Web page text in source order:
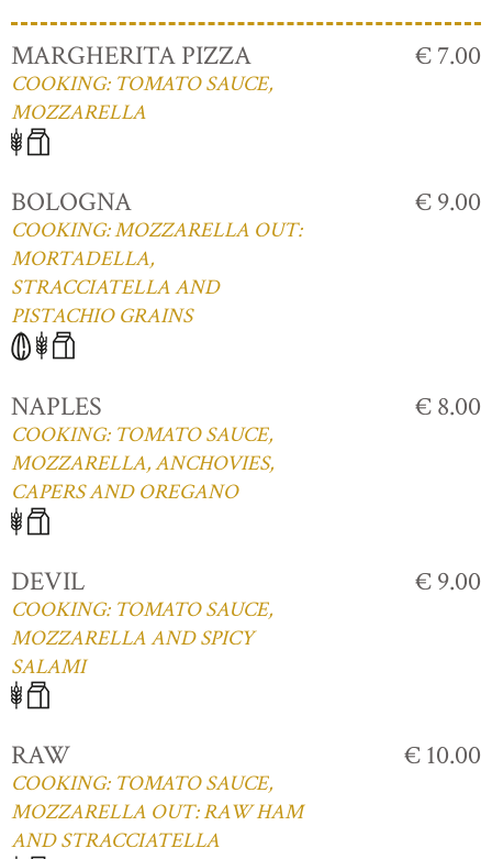
MARGHERITA PIZZA
COOKING: TOMATO SAUCE,
MOZZARELLA
€ 7.00
BOLOGNA
COOKING: MOZZARELLA OUT:
MORTADELLA,
STRACCIATELLA AND
PISTACHIO GRAINS
€ 9.00
NAPLES
COOKING: TOMATO SAUCE,
MOZZARELLA, ANCHOVIES,
CAPERS AND OREGANO
€ 8.00
DEVIL
COOKING: TOMATO SAUCE,
MOZZARELLA AND SPICY
SALAMI
€ 9.00
RAW
COOKING: TOMATO SAUCE,
MOZZARELLA OUT: RAW HAM
AND STRACCIATELLA
€ 10.00